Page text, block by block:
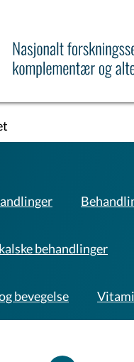
behandlinger
bevegelse